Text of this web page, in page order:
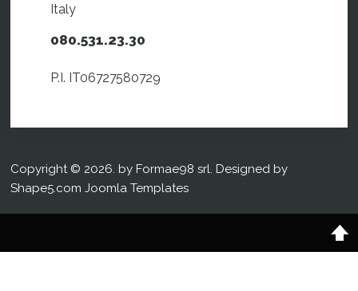
Italy
080.531.23.30
P.I. IT06727580729
Copyright © 2026. by Formae98 srl. Designed by
Shape5.comJoomla Templates